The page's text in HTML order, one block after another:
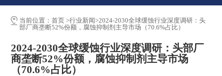
当前位置：首页>行业新闻>2024-2030全球缓蚀行业深度调研：头
部厂商垄断52%份额，腐蚀抑制剂主导市场（70.6%占比）
2024-2030全球缓蚀行业深度调研：头部厂
商垄断52%份额，腐蚀抑制剂主导市场
（70.6%占比）